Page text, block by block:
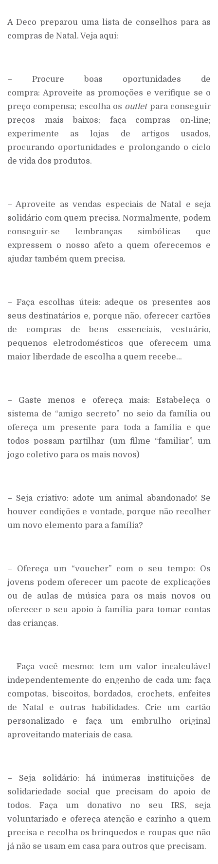
A Deco preparou uma lista de conselhos para as
compras de Natal. Veja aqui:
– Procure boas oportunidades de
compra: Aproveite as promoções e verifique se o
preço compensa; escolha os outletpara conseguir
preços mais baixos; faça compras on-line;
experimente as lojas de artigos usados,
procurando oportunidades e prolongando o ciclo
de vida dos produtos.
– Aproveite as vendas especiais de Natal e seja
solidário com quem precisa. Normalmente, podem
conseguir-se lembranças simbólicas que
expressem o nosso afeto a quem oferecemos e
ajudar também quem precisa.
– Faça escolhas úteis: adeque os presentes aos
seus destinatários e, porque não, oferecer cartões
de compras de bens essenciais, vestuário,
pequenos eletrodomésticos que oferecem uma
maior liberdade de escolha a quem recebe…
– Gaste menos e ofereça mais: Estabeleça o
sistema de “amigo secreto” no seio da família ou
ofereça um presente para toda a família e que
todos possam partilhar (um filme “familiar”, um
jogo coletivo para os mais novos)
– Seja criativo: adote um animal abandonado! Se
houver condições e vontade, porque não recolher
um novo elemento para a família?
– Ofereça um “voucher” com o seu tempo: Os
jovens podem oferecer um pacote de explicações
ou de aulas de música para os mais novos ou
oferecer o seu apoio à família para tomar contas
das crianças.
– Faça você mesmo: tem um valor incalculável
independentemente do engenho de cada um: faça
compotas, biscoitos, bordados, crochets, enfeites
de Natal e outras habilidades. Crie um cartão
personalizado e faça um embrulho original
aproveitando materiais de casa.
– Seja solidário: há inúmeras instituições de
solidariedade social que precisam do apoio de
todos. Faça um donativo no seu IRS, seja
voluntariado e ofereça atenção e carinho a quem
precisa e recolha os brinquedos e roupas que não
já não se usam em casa para outros que precisam.